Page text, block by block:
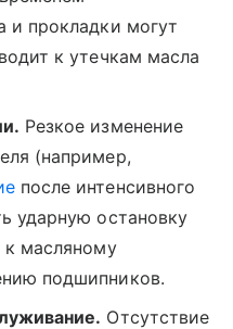
и прокладки могут
к утечкам масла
Резкое изменение
(например,
после интенсивного
ударную остановку
к масляному
подшипников.
Отсутствие